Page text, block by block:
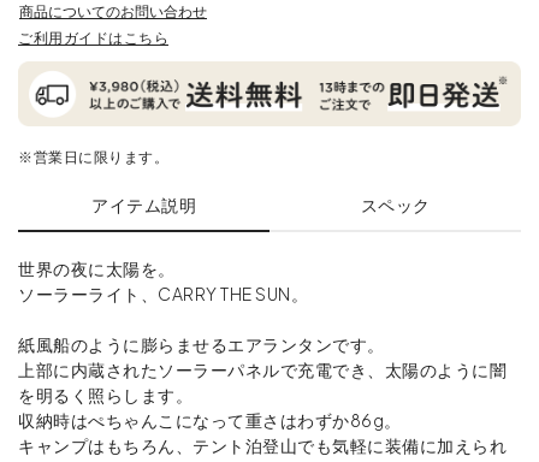
商品についてのお問い合わせ
ご利用ガイドはこちら
※営業日に限ります。
アイテム説明 スペック
世界の夜に太陽を。
ソーラーライト、CARRY THE SUN。
紙風船のように膨らませるエアランタンです。
上部に内蔵されたソーラーパネルで充電でき、太陽のように闇
を明るく照らします。
収納時はぺちゃんこになって重さはわずか86g。
キャンプはもちろん、テント泊登山でも気軽に装備に加えられ